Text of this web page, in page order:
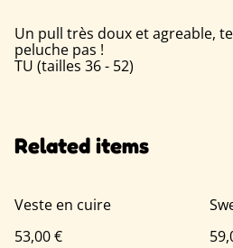
Un pull très doux et agreable,
peluche pas !
TU (tailles 36 - 52)
Related items
Veste en cuire
53,00 €